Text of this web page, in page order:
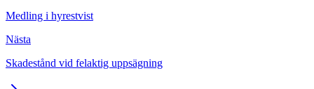
Medling i hyrestvist
Nästa
Skadestånd vid felaktig uppsägning